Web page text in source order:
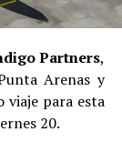
Partners,
Arenas y
viaje para esta
20.